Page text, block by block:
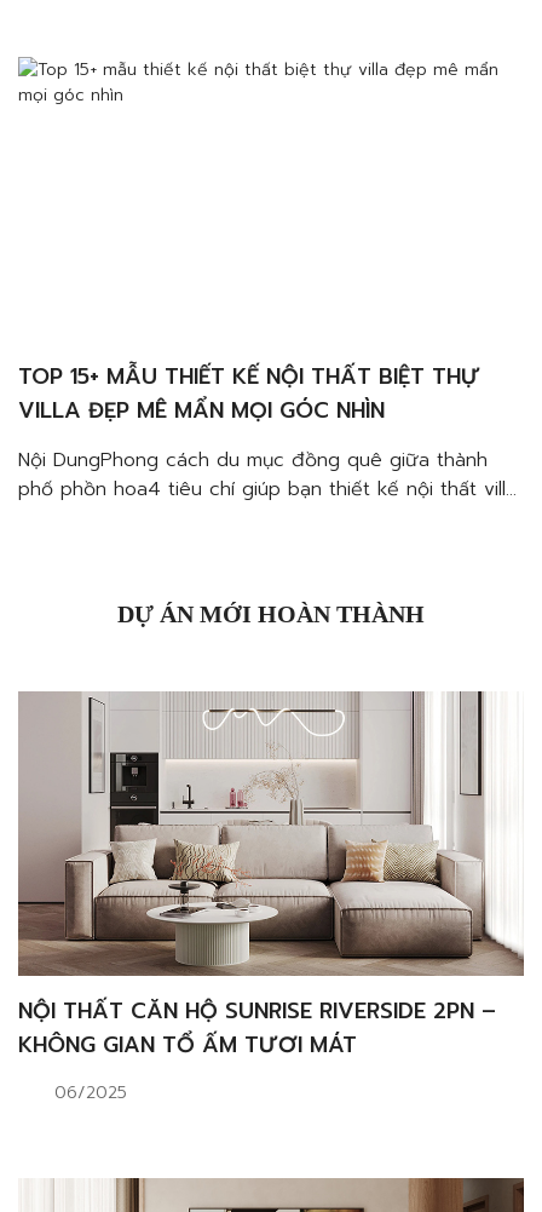
không làm bạn thất vọng […]
TOP 15+ MẪU THIẾT KẾ NỘI THẤT BIỆT THỰ
VILLA ĐẸP MÊ MẨN MỌI GÓC NHÌN
Nội DungPhong cách du mục đồng quê giữa thành
phố phồn hoa4 tiêu chí giúp bạn thiết kế nội thất villa
cấp của gia chủ luôn là một […]
DỰ ÁN MỚI HOÀN THÀNH
NỘI THẤT CĂN HỘ SUNRISE RIVERSIDE 2PN –
KHÔNG GIAN TỔ ẤM TƯƠI MÁT
06/2025